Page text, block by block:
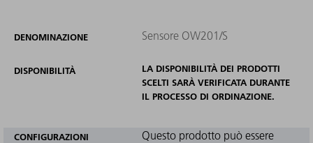
DENOMINAZIONE Sensore OW201/S
DISPONIBILITÀ
LA DISPONIBILITÀ DEI PRODOTTI
SCELTI SARÀ VERIFICATA DURANTE
IL PROCESSO DI ORDINAZIONE.
CONFIGURAZIONI
Questo prodotto può essere